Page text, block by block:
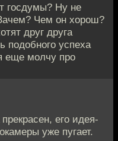
госдумы? Ну не
Чем он хорош?
друг друга
подобного успеха
еще молчу про
его идея-
уже пугает.